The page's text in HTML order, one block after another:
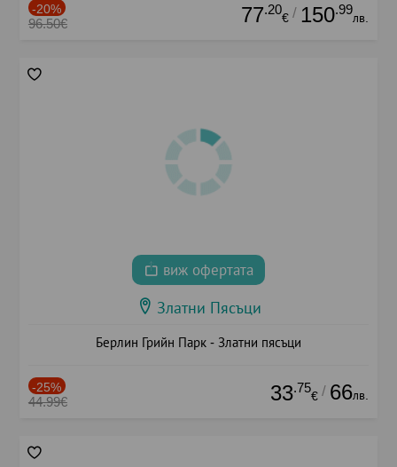
-20%
96.50€ 77.20
€ / 150.99
лв.
виж офертата
Златни Пясъци
Берлин Грийн Парк - Златни пясъци
-25%
44.99€ 33.75
€ / 66лв.